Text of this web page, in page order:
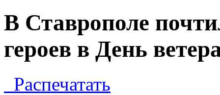
В Ставрополе
героев в День
Распечатать